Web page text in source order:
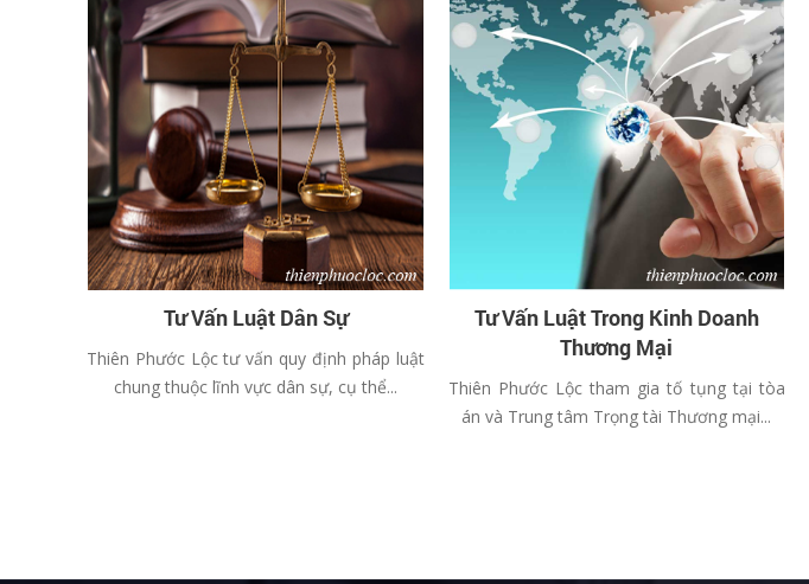
Tư Vấn Luật Dân Sự
Thiên Phước Lộc tư vấn quy định pháp luật
chung thuộc lĩnh vực dân sự, cụ thể...
Tư Vấn Luật Trong Kinh Doanh
Thương Mại
Thiên Phước Lộc tham gia tố tụng tại tòa
án và Trung tâm Trọng tài Thương mại...